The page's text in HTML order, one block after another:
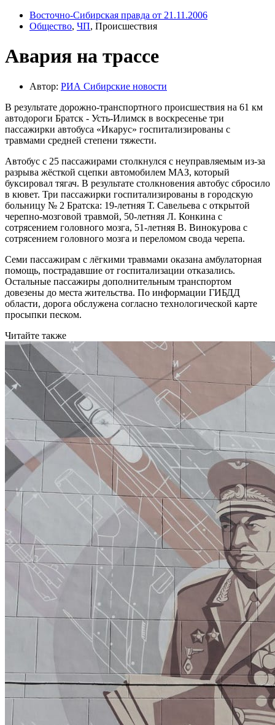
Восточно-Сибирская правда от 21.11.2006
Общество, ЧП, Происшествия
Авария на трассе
Автор: РИА Cибирские новости
В результате дорожно-транспортного происшествия на 61 км
автодороги Братск - Усть-Илимск в воскресенье три
пассажирки автобуса «Икарус» госпитализированы с
травмами средней степени тяжести.
Автобус с 25 пассажирами столкнулся с неуправляемым из-за
разрыва жёсткой сцепки автомобилем МАЗ, который
буксировал тягач. В результате столкновения автобус сбросило
в кювет. Три пассажирки госпитализированы в городскую
больницу № 2 Братска: 19-летняя Т. Савельева с открытой
черепно-мозговой травмой, 50-летняя Л. Конкина с
сотрясением головного мозга, 51-летняя В. Винокурова с
сотрясением головного мозга и переломом свода черепа.
Семи пассажирам с лёгкими травмами оказана амбулаторная
помощь, пострадавшие от госпитализации отказались.
Остальные пассажиры дополнительным транспортом
довезены до места жительства. По информации ГИБДД
области, дорога обслужена согласно технологической карте
просыпки песком.
Читайте также